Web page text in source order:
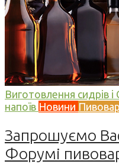
Виготовлення сидрів
напоїв Новини
Запрошуємо
Форумі